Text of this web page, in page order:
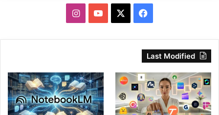
فيسبوك ‫YouTubeانستقرام
Last Modified